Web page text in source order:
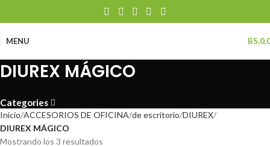
MENU BS.
DIUREX MÁGICO
Categories
Inicio ACCESORIOS DE OFICINA de escritorio DIUREX
DIUREX MÁGICO
Mostrando los 3 resultados